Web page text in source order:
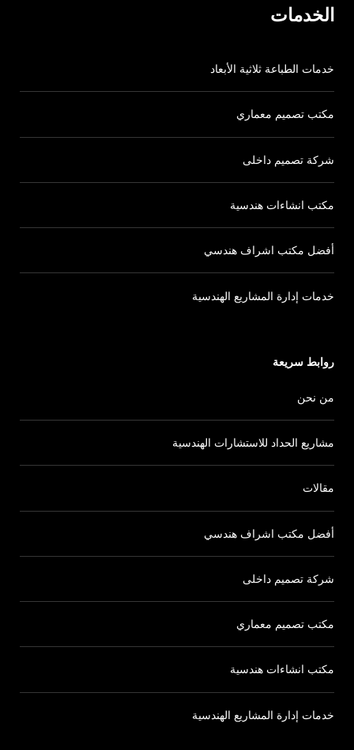
روابط سريعة
من نحن
مشاريع الحداد للاستشارات الهندسية
مقالات
أفضل مكتب اشراف هندسي
شركة تصميم داخلى
مكتب تصميم معماري
مكتب انشاءات هندسية
خدمات إدارة المشاريع الهندسية
الخدمات
خدمات الطباعة ثلاثية الأبعاد
مكتب تصميم معماري
شركة تصميم داخلى
مكتب انشاءات هندسية
أفضل مكتب اشراف هندسي
خدمات إدارة المشاريع الهندسية